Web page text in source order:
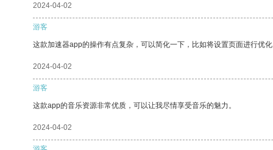
2024-04-02
游客
这款加速器app的操作有点复杂，可以简化一下，比如将设置页面进行优
2024-04-02
游客
这款app的音乐资源非常优质，可以让我尽情享受音乐的魅力。
2024-04-02